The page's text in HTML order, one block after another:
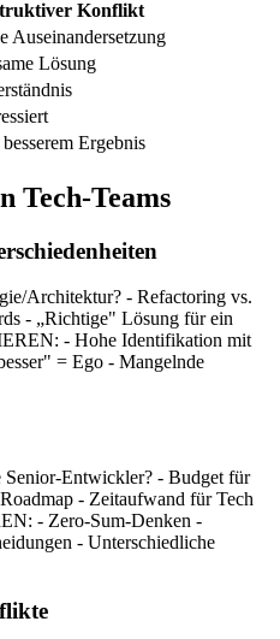
Konflikt
Auseinandersetzung
Lösung
Ergebnis
Tech-Teams
Architektur? - Refactoring vs.
- „Richtige" Lösung für ein
- Hohe Identifikation mit
= Ego - Mangelnde
Entwickler? - Budget für
- Zeitaufwand für Tech
- Zero-Sum-Denken -
- Unterschiedliche